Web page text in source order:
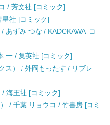
/ 芳文社 [コミック]
社 [コミック]
あずみ つな / KADOKAWA [コ
一 / 集英社 [コミック]
ス） / 外岡もったす / リブレ
海王社 [コミック]
/ 千葉 リョウコ / 竹書房 [コミ